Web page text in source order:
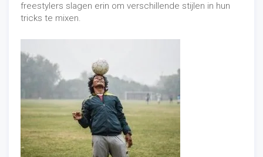
freestylers slagen erin om verschillende stijlen in hun
tricks te mixen.